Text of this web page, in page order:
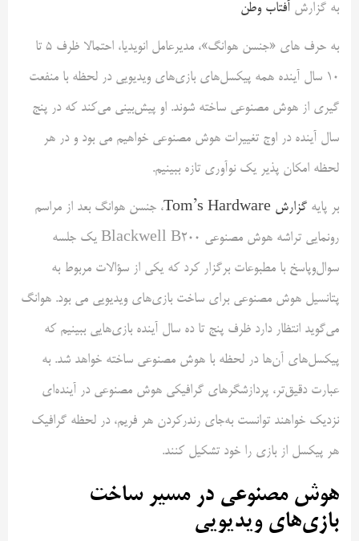
به گزارش آفتاب وطن
به حرف های «جنسن هوانگ»، مدیرعامل انویدیا، احتمالا ظرف 5 تا
10 سال آینده همه پیکسل‌های بازی‌های ویدیویی در لحظه با منفعت
گیری از هوش مصنوعی ساخته شوند. او پیش‌بینی می‌کند که در پنج
سال آینده در اوج تغییرات هوش مصنوعی خواهیم می بود و در هر
لحظه امکان پذیر یک نوآوری تازه ببینیم.
بر پایه گزارش Tom’s Hardware
، جنسن هوانگ بعد از مراسم
رونمایی تراشه هوش مصنوعی Blackwell B200 یک جلسه
سوال‌وپاسخ با مطبوعات برگزار کرد که یکی از سؤالات مربوط به
پتانسیل هوش مصنوعی برای ساخت بازی‌های ویدیویی می بود. هوانگ
می‌گوید انتظار دارد ظرف پنج تا ده سال آینده بازی‌هایی ببینیم که
پیکسل‌های آن‌ها در لحظه با هوش مصنوعی ساخته خواهد شد. به
عبارت دقیق‌تر، پردازشگرهای گرافیکی هوش مصنوعی در آینده‌ای
نزدیک خواهند توانست به‌جای رندرکردن هر فریم، در لحظه گرافیک
هر پیکسل از بازی را خود تشکیل کنند.
هوش مصنوعی در مسیر ساخت
بازی‌های ویدیویی